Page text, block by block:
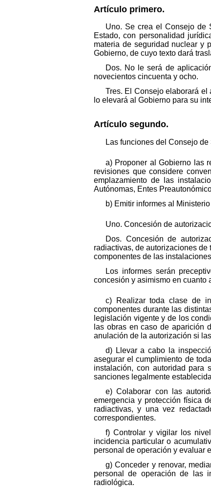
Artículo primero.
Uno. Se crea el Consejo de
Estado, con personalidad
materia de seguridad nuclear y
Gobierno, de cuyo texto dará
Dos. No le será de
novecientos cincuenta y ocho.
Tres. El Consejo elaborará el
lo elevará al Gobierno para su
Artículo segundo.
Las funciones del Consejo
a) Proponer al Gobierno las
revisiones que considere
emplazamiento de las
Autónomas, Entes
b) Emitir informes al
Uno. Concesión de
Dos. Concesión de
radiactivas, de autorizaciones
componentes de las
Los informes serán
concesión y asimismo en cuanto
c) Realizar toda clase de
componentes durante las
legislación vigente y de los
las obras en caso de aparición
anulación de la autorización si
d) Llevar a cabo la
asegurar el cumplimiento de
instalación, con autoridad para
sanciones legalmente
e) Colaborar con las
emergencia y protección física
radiactivas, y una vez
correspondientes.
f) Controlar y vigilar los
incidencia particular o
personal de operación y evaluar
g) Conceder y renovar,
personal de operación de las
radiológica.